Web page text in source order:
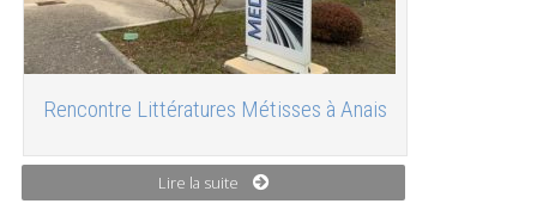
Rencontre Littératures Métisses à Anais
Lire la suite